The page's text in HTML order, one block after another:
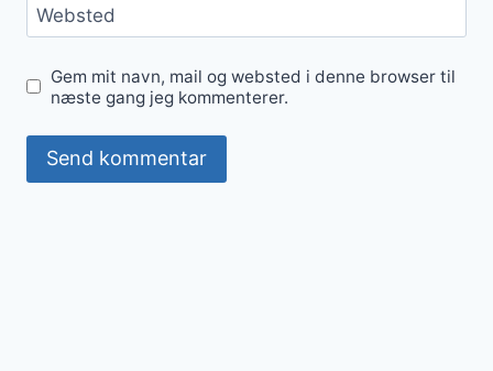
Websted
Gem mit navn, mail og websted i denne browser til
næste gang jeg kommenterer.